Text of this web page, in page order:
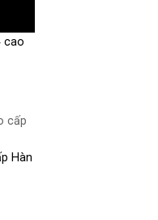
cao
Hàn